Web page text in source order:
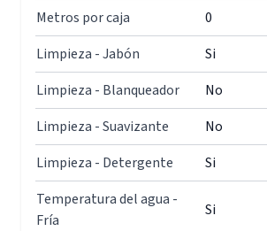
Metros por caja
0
Limpieza - Jabón
Si
Limpieza - Blanqueador
No
Limpieza - Suavizante
No
Limpieza - Detergente
Si
Temperatura del agua -
Fría
Si